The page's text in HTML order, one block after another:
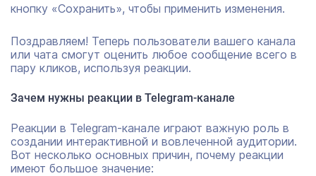
кнопку «Сохранить», чтобы применить изменения.
Поздравляем! Теперь пользователи вашего канала
или чата смогут оценить любое сообщение всего в
пару кликов, используя реакции.
Зачем нужны реакции в Telegram-канале
Реакции в Telegram-канале играют важную роль в
создании интерактивной и вовлеченной аудитории.
Вот несколько основных причин, почему реакции
имеют большое значение: